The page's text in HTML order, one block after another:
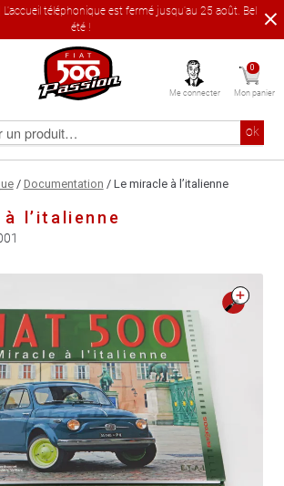
L'accueil téléphonique est fermé jusqu'au 25 août. Bel
été !
ok
Me connecter
0
Mon panier
/ Documentation / Le miracle à l’italienne
l’italienne